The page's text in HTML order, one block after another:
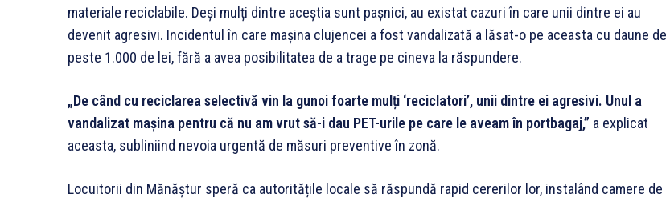
materiale reciclabile. Deși mulți dintre aceștia sunt pașnici, au existat cazuri în care unii dintre ei au
devenit agresivi. Incidentul în care mașina clujencei a fost vandalizată a lăsat-o pe aceasta cu daune de
peste 1.000 de lei, fără a avea posibilitatea de a trage pe cineva la răspundere.
„De când cu reciclarea selectivă vin la gunoi foarte mulți ‘reciclatori’, unii dintre ei agresivi. Unul a
vandalizat mașina pentru că nu am vrut să-i dau PET-urile pe care le aveam în portbagaj,” a explicat
aceasta, subliniind nevoia urgentă de măsuri preventive în zonă.
Locuitorii din Mănăștur speră ca autoritățile locale să răspundă rapid cererilor lor, instalând camere de